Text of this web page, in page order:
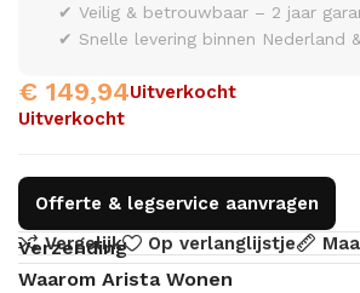
✔ Veilig & betrouwbaar – 2 jaar
✔ Snelle levering binnen Nederland
€ 149,94Uitverkocht
Uitverkocht
Offerte & legservice aanvragen
Vergelijk
Op verlanglijstje
Verzending
Waarom Arista Wonen